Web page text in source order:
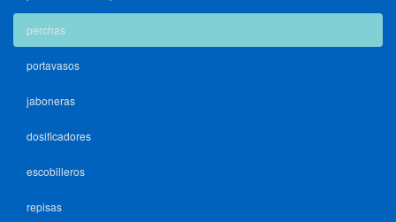
perchas
portavasos
jaboneras
dosificadores
escobilleros
repisas